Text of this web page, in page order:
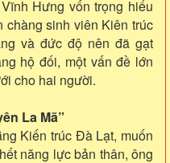
Hưng vốn trọng hiểu
chàng sinh viên Kiên trúc
và đức độ nên đã gạt
hộ đối, một vấn đề lớn
cho hai người.
La Mã”
Kiến trúc Đà Lạt, muốn
năng lực bản thân, ông